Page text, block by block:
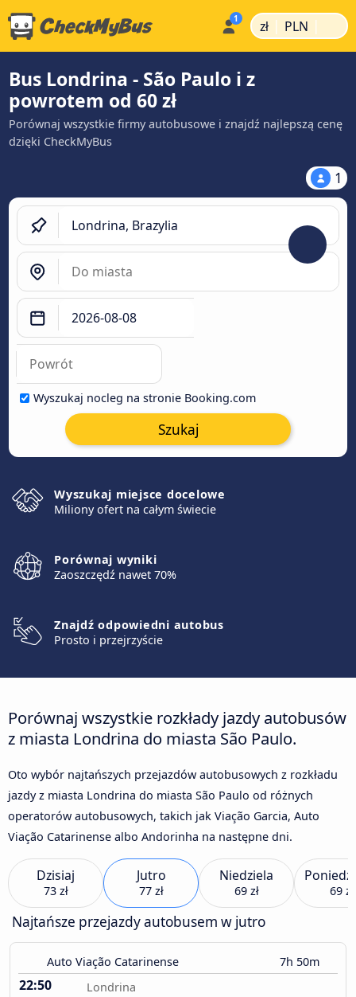
zł | PLN |
Bus Londrina - São Paulo i z
powrotem od 60 zł
Porównaj wszystkie firmy autobusowe i znajdź najlepszą cenę
dzięki CheckMyBus
1
Wyszukaj nocleg na stronie Booking.com
Szukaj
Wyszukaj miejsce docelowe
Miliony ofert na całym świecie
Porównaj wyniki
Zaoszczędź nawet 70%
Znajdź odpowiedni autobus
Prosto i przejrzyście
Porównaj wszystkie rozkłady jazdy autobusów
z miasta Londrina do miasta São Paulo.
Oto wybór najtańszych przejazdów autobusowych z rozkładu
jazdy z miasta Londrina do miasta São Paulo od różnych
operatorów autobusowych, takich jak Viação Garcia, Auto
Viação Catarinense albo Andorinha na następne dni.
Dzisiaj
73 zł
Jutro
77 zł
Niedziela
69 zł 69 zł
Najtańsze przejazdy autobusem w jutro
Auto Viação Catarinense 7h 50m
22:50 Londrina